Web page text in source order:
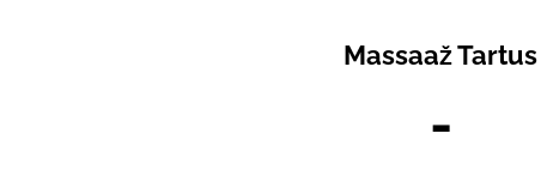
Massaaž Tartus
-